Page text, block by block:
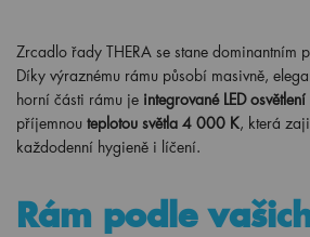
Zrcadlo řady THERA se stane dominantním
Díky výraznému rámu působí masivně,
horní části rámu je integrované LED osvětlení
příjemnou teplotou světla 4 000 K, která
každodenní hygieně i líčení.
Rám podle